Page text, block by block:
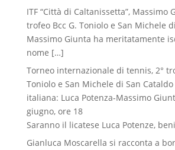
ITF “Città di Caltanissetta”, Massimo
trofeo Bcc G. Toniolo e San Michele
Massimo Giunta ha meritatamente
nome […]
Torneo internazionale di tennis, 2°
Toniolo e San Michele di San
italiana: Luca Potenza-Massimo
giugno, ore 18
Saranno il licatese Luca Potenze,
Gianluca Moscarella si racconta a